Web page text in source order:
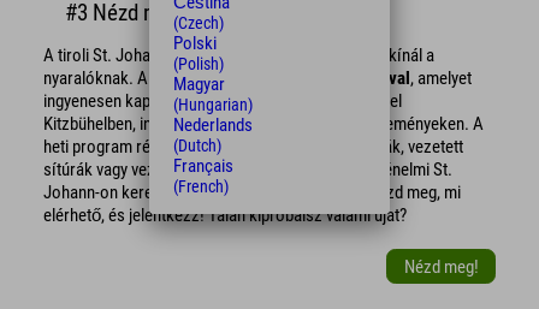
#3 Nézd meg a heti programot!
A tiroli St. Johann régióingyenes heti programot
kínál a
nyaralóknak. A
Szenttel. A Johann Vendégkártyával , amelyet
ingyenesen kap téli vakációja alatt az Explorer Hotel
Kitzbühelben, ingyenesen vehet részt izgalmas eseményeken. A
heti program részét képezik vezetett hótalpas túrák, vezetett
sítúrák vagy vezetett és érdekes piaci túrák a történelmi St.
Johann-on keresztül. Szóval mire vársz? Csak nézd meg, mi
elérhető, és jelentkezz! Talán kipróbálsz valami újat?
Nézd meg!
(Czech)
Polski
(Polish)
Magyar
(Hungarian)
Nederlands
(Dutch)
Français
(French)